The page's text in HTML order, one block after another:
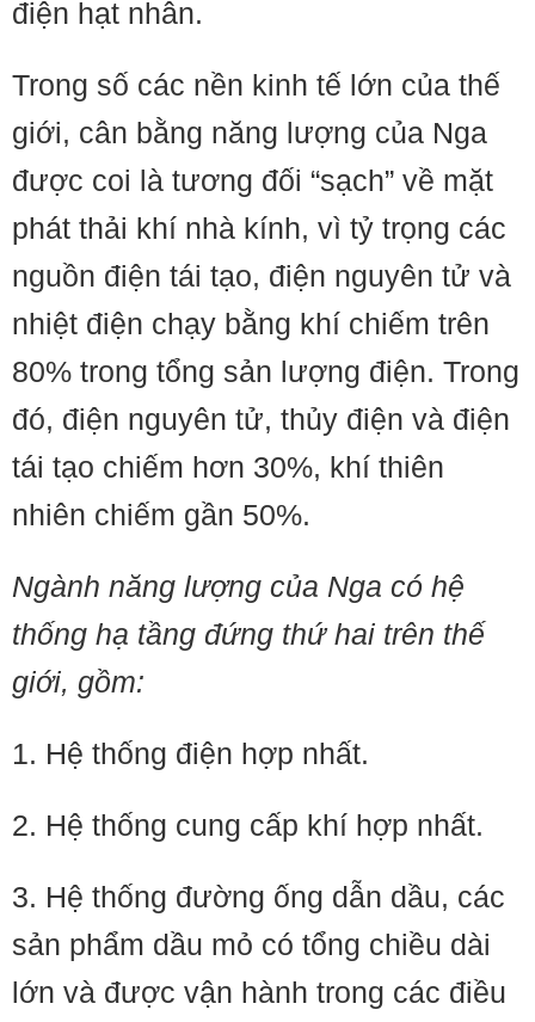
điện hạt nhân.
Trong số các nền kinh tế lớn của thế
giới, cân bằng năng lượng của Nga
được coi là tương đối “sạch” về mặt
phát thải khí nhà kính, vì tỷ trọng các
nguồn điện tái tạo, điện nguyên tử và
nhiệt điện chạy bằng khí chiếm trên
80% trong tổng sản lượng điện. Trong
đó, điện nguyên tử, thủy điện và điện
tái tạo chiếm hơn 30%, khí thiên
nhiên chiếm gần 50%.
Ngành năng lượng của Nga có hệ
thống hạ tầng đứng thứ hai trên thế
giới, gồm:
1. Hệ thống điện hợp nhất.
2. Hệ thống cung cấp khí hợp nhất.
3. Hệ thống đường ống dẫn dầu, các
sản phẩm dầu mỏ có tổng chiều dài
lớn và được vận hành trong các điều